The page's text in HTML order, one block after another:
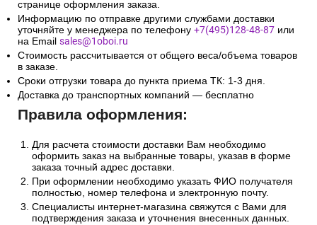
странице оформления заказа.
Информацию по отправке другими службами доставки
уточняйте у менеджера по телефону +7(495)128-48-87 или
на Email sales@1oboi.ru
Стоимость рассчитывается от общего веса/объема товаров
в заказе.
Сроки отгрузки товара до пункта приема ТК: 1-3 дня.
Доставка до транспортных компаний — бесплатно
Правила оформления:
Для расчета стоимости доставки Вам необходимо
оформить заказ на выбранные товары, указав в форме
заказа точный адрес доставки.
При оформлении необходимо указать ФИО получателя
полностью, номер телефона и электронную почту.
Специалисты интернет-магазина свяжутся с Вами для
подтверждения заказа и уточнения внесенных данных.